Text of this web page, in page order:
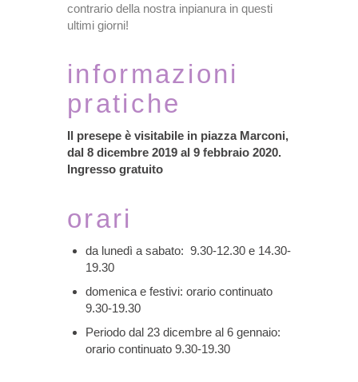
contrario della nostra inpianura in questi
ultimi giorni!
informazioni
pratiche
Il presepe è visitabile in piazza Marconi,
dal 8 dicembre 2019 al 9 febbraio 2020.
Ingresso gratuito
orari
da lunedì a sabato: 9.30-12.30 e 14.30-
19.30
domenica e festivi: orario continuato
9.30-19.30
Periodo dal 23 dicembre al 6 gennaio:
orario continuato 9.30-19.30